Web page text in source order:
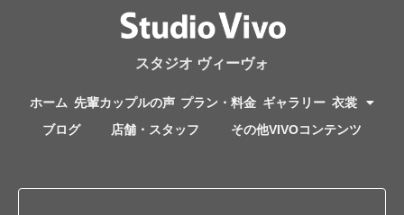
スタジオ ヴィーヴォ
ホーム 先輩カップルの声 プラン・料金 ギャラリー 衣裳
ブログ
店舗・スタッフ その他VIVOコンテンツ